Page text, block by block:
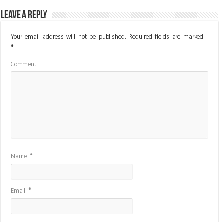
Leave a Reply
Your email address will not be published. Required fields are marked
*
Comment
Name*
Email*